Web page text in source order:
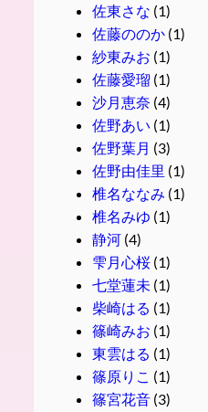
佐東さな (1)
佐藤ののか(1)
紗東みお (1)
佐藤愛瑠(1)
沙月恵奈 (4)
佐野あい (1)
佐野葉月 (3)
佐野由佳里 (1)
椎名ななみ (1)
椎名みゆ (1)
静河(4)
雫月心桜(1)
七堂蓮未 (1)
柴崎はる (1)
篠崎みお (1)
東雲はる (1)
篠原りこ (1)
篠宮花音(3)